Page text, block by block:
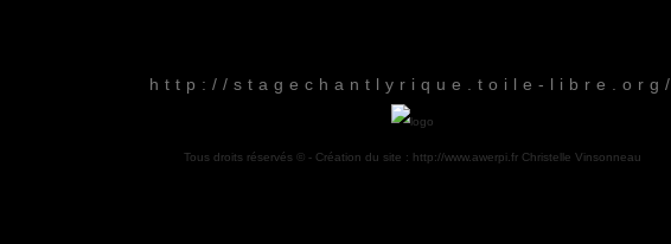
http://stagechantlyrique.toile-libre.org/
Tous droits réservés © - Création du site : http://www.awerpi.fr Christelle Vinsonneau